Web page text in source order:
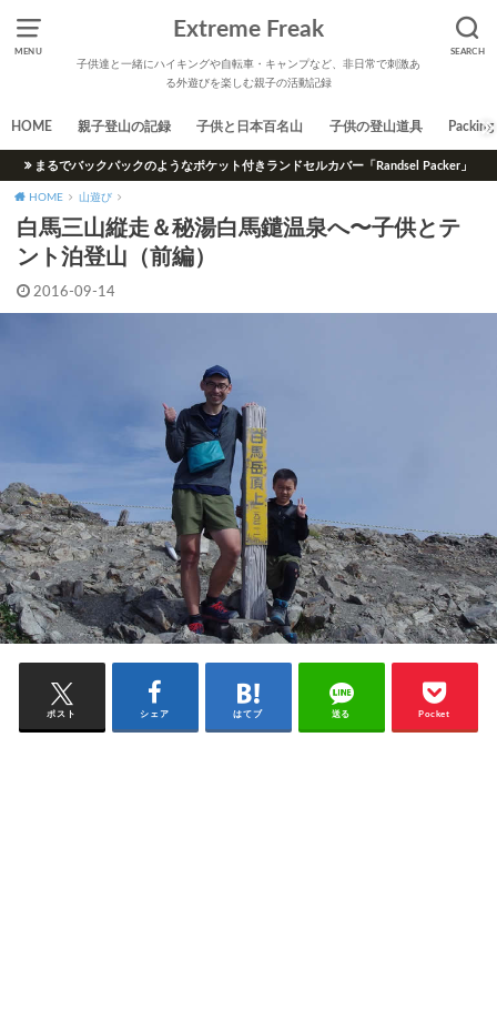
MENU SEARCH
Extreme Freak
子供達と一緒にハイキングや自転車・キャンプなど、非日常で刺激あ
る外遊びを楽しむ親子の活動記録
HOME 親子登山の記録 子供と日本百名山 子供の登山道具 Packing
まるでバックパックのようなポケット付きランドセルカバー「Randsel Packer」
HOME 山遊び
白馬三山縦走＆秘湯白馬鑓温泉へ〜子供とテ
ント泊登山（前編）
2016-09-14
ポスト シェア はてブ 送る Pocket